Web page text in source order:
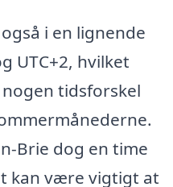
i en lignende
UTC+2, hvilket
tidsforskel
Brie dog en time
kan være vigtigt at